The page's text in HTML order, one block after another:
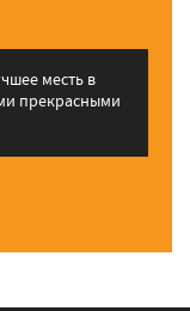
месть в
прекрасными